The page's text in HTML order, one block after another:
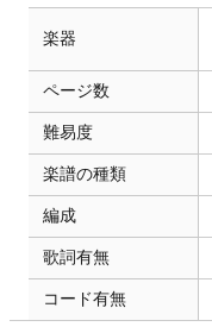
楽器
ページ数
難易度
楽譜の種類
編成
歌詞有無
コード有無